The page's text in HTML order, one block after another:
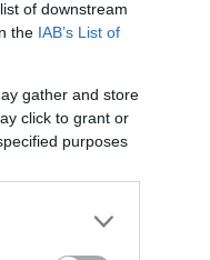
of downstream
the IAB’s List of
gather and store
click to grant or
purposes